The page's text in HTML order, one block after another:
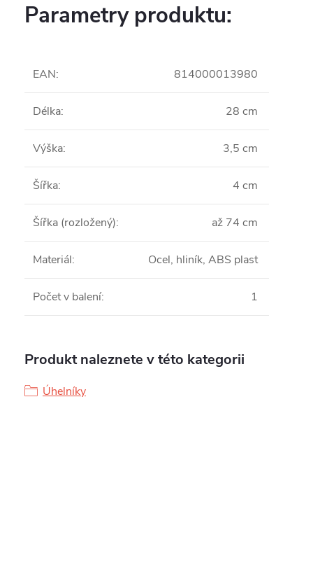
Parametry produktu:
EAN: 814000013980
Délka: 28 cm
Výška: 3,5 cm
Šířka: 4 cm
Šířka (rozložený): až 74 cm
Materiál: Ocel, hliník, ABS plast
Počet v balení: 1
Produkt naleznete v této kategorii
Úhelníky